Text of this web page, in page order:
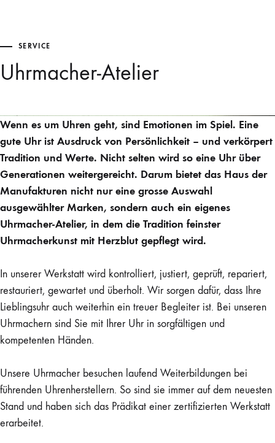
SERVICE
Uhrmacher-Atelier
Wenn es um Uhren geht, sind Emotionen im Spiel. Eine
gute Uhr ist Ausdruck von Persönlichkeit – und verkörpert
Tradition und Werte. Nicht selten wird so eine Uhr über
Generationen weitergereicht. Darum bietet das Haus der
Manufakturen nicht nur eine grosse Auswahl
ausgewählter Marken, sondern auch ein eigenes
Uhrmacher-Atelier, in dem die Tradition feinster
Uhrmacherkunst mit Herzblut gepflegt wird.
In unserer Werkstatt wird kontrolliert, justiert, geprüft, repariert,
restauriert, gewartet und überholt. Wir sorgen dafür, dass Ihre
Lieblingsuhr auch weiterhin ein treuer Begleiter ist. Bei unseren
Uhrmachern sind Sie mit Ihrer Uhr in sorgfältigen und
kompetenten Händen.
Unsere Uhrmacher besuchen laufend Weiterbildungen bei
führenden Uhrenherstellern. So sind sie immer auf dem neuesten
Stand und haben sich das Prädikat einer zertifizierten Werkstatt
erarbeitet.